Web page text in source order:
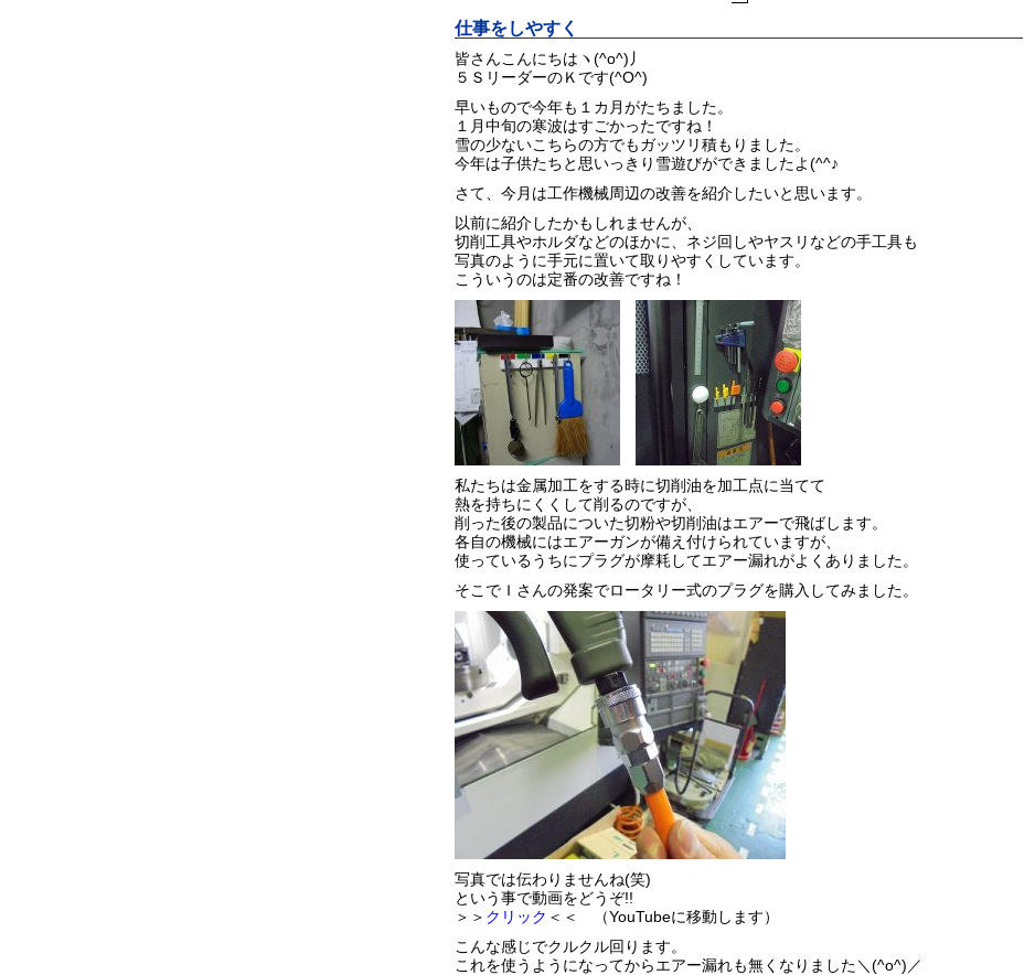
仕事をしやすく
皆さんこんにちはヽ(^o^)丿
５ＳリーダーのＫです(^O^)
早いもので今年も１カ月がたちました。
１月中旬の寒波はすごかったですね！
雪の少ないこちらの方でもガッツリ積もりました。
今年は子供たちと思いっきり雪遊びができましたよ(^^♪
さて、今月は工作機械周辺の改善を紹介したいと思います。
以前に紹介したかもしれませんが、
切削工具やホルダなどのほかに、ネジ回しやヤスリなどの手工具も
写真のように手元に置いて取りやすくしています。
こういうのは定番の改善ですね！
私たちは金属加工をする時に切削油を加工点に当てて
熱を持ちにくくして削るのですが、
削った後の製品についた切粉や切削油はエアーで飛ばします。
各自の機械にはエアーガンが備え付けられていますが、
使っているうちにプラグが摩耗してエアー漏れがよくありました。
そこでＩさんの発案でロータリー式のプラグを購入してみました。
写真では伝わりませんね(笑)
という事で動画をどうぞ!!
＞＞ クリック ＜＜ （YouTubeに移動します）
こんな感じでクルクル回ります。
これを使うようになってからエアー漏れも無くなりました＼(^o^)／